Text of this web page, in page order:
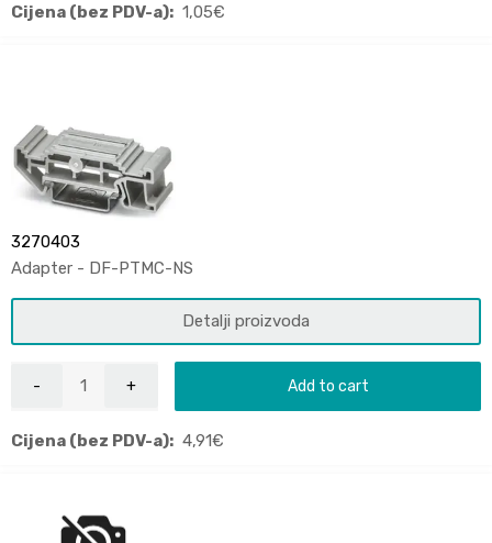
Cijena (bez PDV-a): 1,05€
3270403
Adapter - DF-PTMC-NS
Detalji proizvoda
Add to cart
Cijena (bez PDV-a): 4,91€